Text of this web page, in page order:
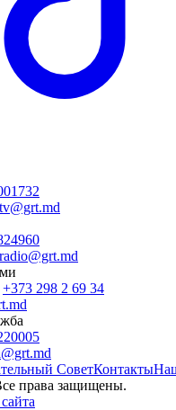
+373 298 2 69 34
СоветКонтакты
права защищены.